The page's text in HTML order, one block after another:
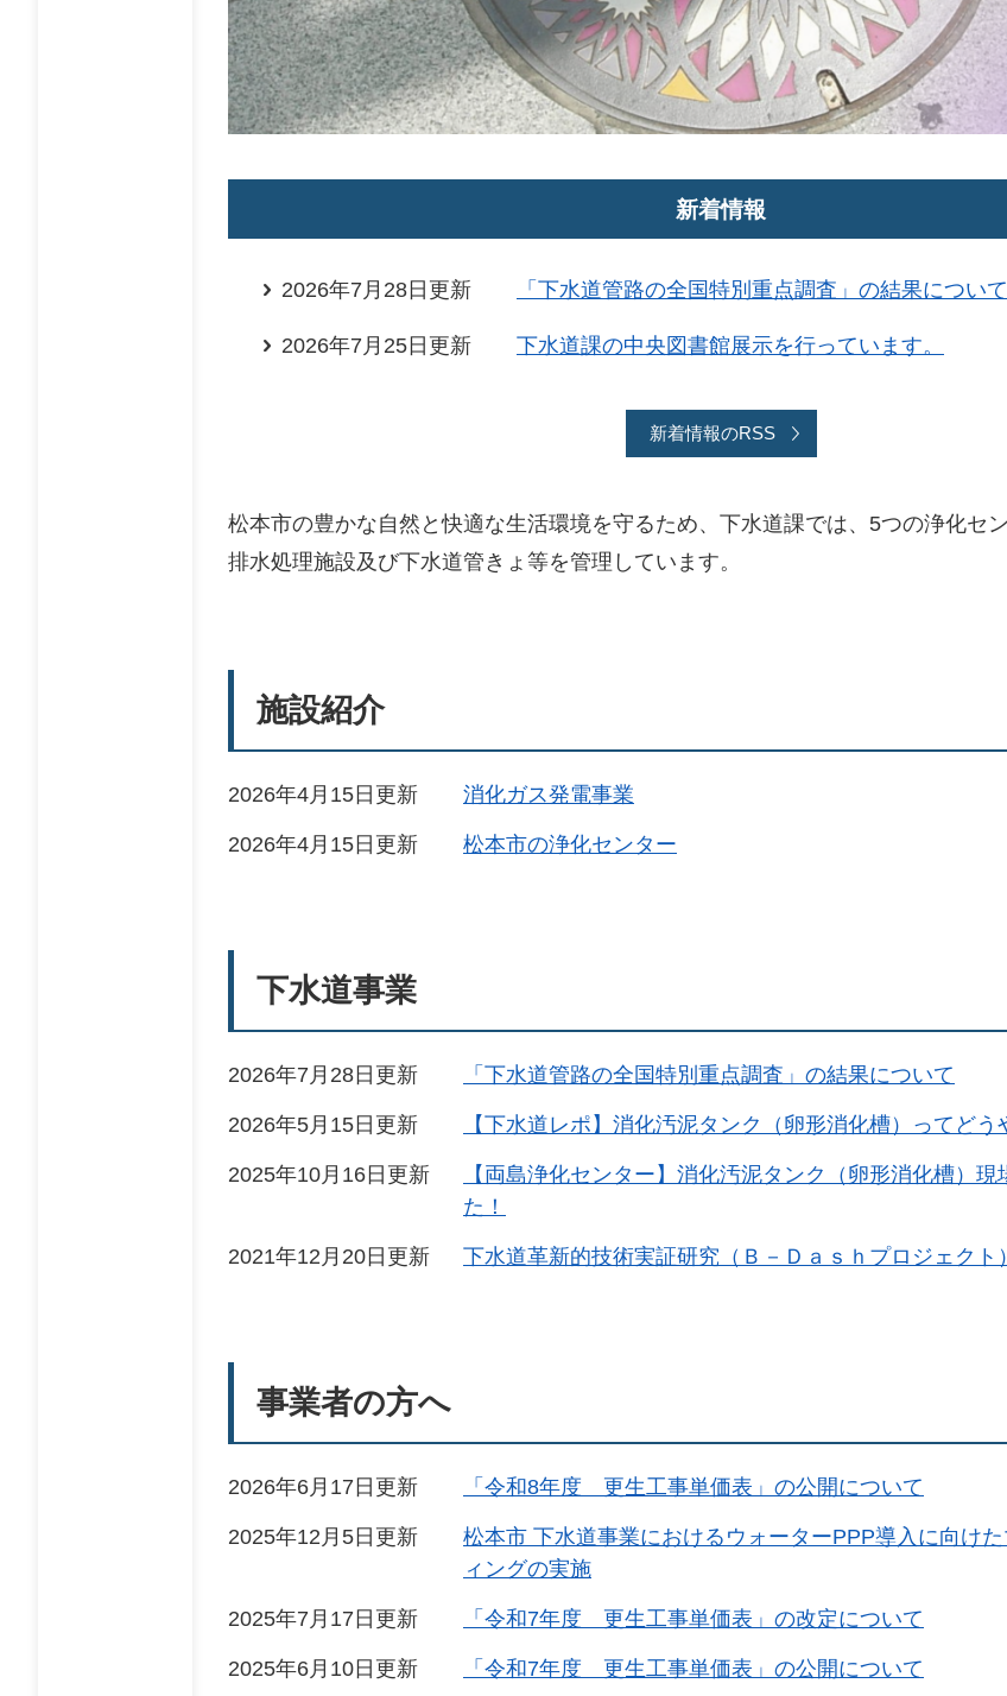
新着情報
2026年7月28日更新 「下水道管路の全国特別重点調査」の結果について
2026年7月25日更新 下水道課の中央図書館展示を行っています。
新着情報のRSS
松本市の豊かな自然と快適な生活環境を守るため、下水道課では、5つの浄化セ
排水処理施設及び下水道管きょ等を管理しています。
施設紹介
2026年4月15日更新 消化ガス発電事業
2026年4月15日更新 松本市の浄化センター
下水道事業
2026年7月28日更新 「下水道管路の全国特別重点調査」の結果について
2026年5月15日更新 【下水道レポ】消化汚泥タンク（卵形消化槽）ってどう
2025年10月16日更新
【両島浄化センター】消化汚泥タンク（卵形消化槽）
た！
2021年12月20日更新 下水道革新的技術実証研究（Ｂ－Ｄａｓｈプロジェクト）
事業者の方へ
2026年6月17日更新 「令和8年度 更生工事単価表」の公開について
2025年12月5日更新
松本市 下水道事業におけるウォーターPPP導入に向け
ィングの実施
2025年7月17日更新 「令和7年度 更生工事単価表」の改定について
2025年6月10日更新 「令和7年度 更生工事単価表」の公開について